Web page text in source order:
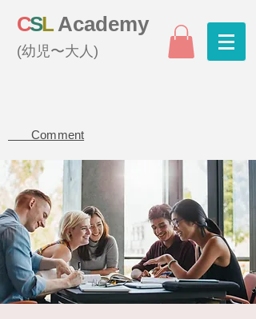
CSL Academy
(幼児〜大人)
Comment